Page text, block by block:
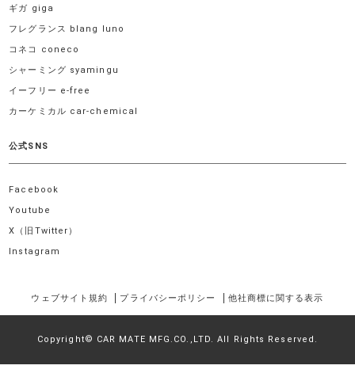
ギガ giga
フレグランス blang luno
コネコ coneco
シャーミング syamingu
イーフリー e-free
カーケミカル car-chemical
公式SNS
Facebook
Youtube
X（旧Twitter）
Instagram
ウェブサイト規約 プライバシーポリシー 他社商標に関する表示
Copyright© CAR MATE MFG.CO.,LTD. All Rights Reserved.